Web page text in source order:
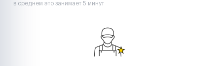
в среднем это занимает 5 минут